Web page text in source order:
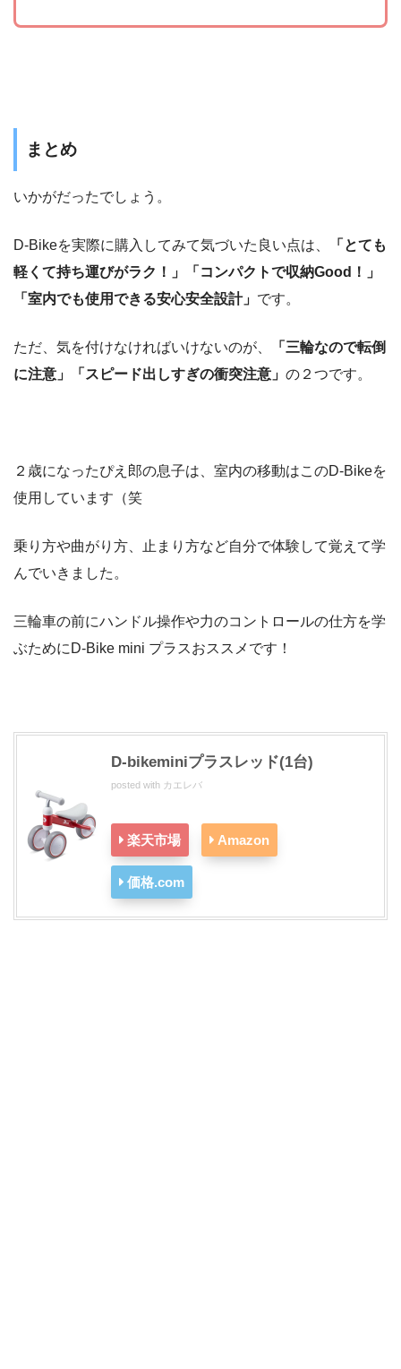
まとめ
いかがだったでしょう。
D-Bikeを実際に購入してみて気づいた良い点は、
「とても
軽くて持ち運びがラク！」「コンパクトで収納Good！」
「室内でも使用できる安心安全設計」 です。
ただ、気を付けなければいけないのが、
「三輪なので転倒
に注意」「スピード出しすぎの衝突注意」 の２つです。
２歳になったぴえ郎の息子は、室内の移動はこのD-Bikeを
使用しています（笑
乗り方や曲がり方、止まり方など自分で体験して覚えて学
んでいきました。
三輪車の前にハンドル操作や力のコントロールの仕方を学
ぶためにD-Bike mini プラスおススメです！
D-bikeminiプラスレッド(1台)
posted with カエレバ
楽天市場 Amazon
価格.com